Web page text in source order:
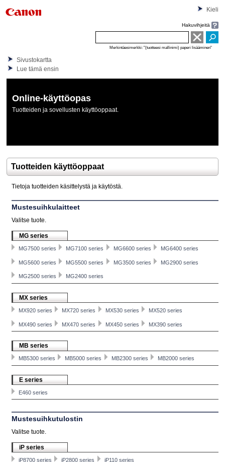
Kieli
Hakuvihjeitä
Merkintäesimerkki: "(tuotteesi mallinimi) paperi lisääminen"
Sivustokartta
Lue tämä ensin
Online-käyttöopas
Tuotteiden ja sovellusten käyttöoppaat.
Tuotteiden käyttöoppaat
Tietoja tuotteiden käsittelystä ja käytöstä.
Mustesuihkulaitteet
Valitse tuote.
MG series
MG7500 series MG7100 series MG6600 series MG6400 series
MG5600 series MG5500 series MG3500 series MG2900 series
MG2500 series MG2400 series
MX series
MX920 series MX720 series MX530 series MX520 series
MX490 series MX470 series MX450 series MX390 series
MB series
MB5300 series MB5000 series MB2300 series MB2000 series
E series
E460 series
Mustesuihkutulostin
Valitse tuote.
iP series
iP8700 series iP2800 series iP110 series